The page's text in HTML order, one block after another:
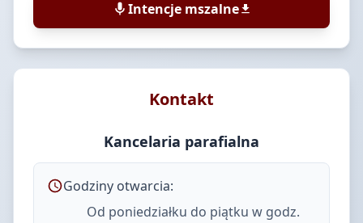
Intencje mszalne
Kontakt
Kancelaria parafialna
Godziny otwarcia:
Od poniedziałku do piątku w godz.